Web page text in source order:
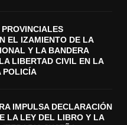
EL IZAMIENTO DE LA
Y LA BANDERA
LIBERTAD CIVIL EN LA
POLICÍA
IMPULSA DECLARACIÓN
LA LEY DEL LIBRO Y LA